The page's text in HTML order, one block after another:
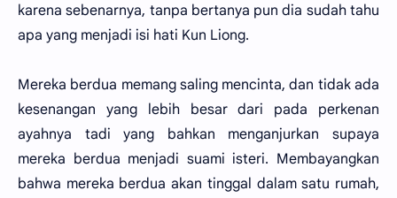
karena sebenarnya, tanpa bertanya pun dia sudah tahu
apa yang menjadi isi hati Kun Liong.
Mereka berdua memang saling mencinta, dan tidak ada
kesenangan yang lebih besar dari pada perkenan
ayahnya tadi yang bahkan menganjurkan supaya
mereka berdua menjadi suami isteri. Membayangkan
bahwa mereka berdua akan tinggal dalam satu rumah,